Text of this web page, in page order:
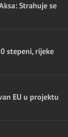
Strahuje se
stepeni, rijeke
EU u projektu